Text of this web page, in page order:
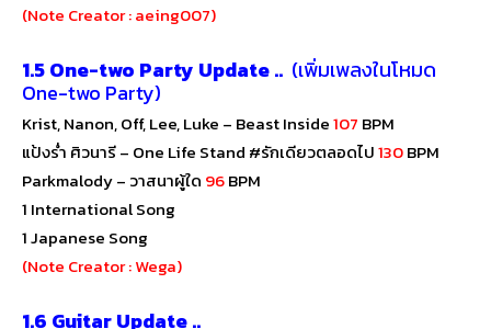
(Note Creator : aeing007)
1.5 One-two Party Update .. (เพิ่มเพลงในโหมด
One-two Party)
Krist, Nanon, Off, Lee, Luke – Beast Inside107 BPM
แป้งร่ำ ศิวนารี– One Life Stand #รักเดียวตลอดไป130BPM
Parkmalody – วาสนาผู้ใด 96BPM
1 International Song
1Japanese Song
(Note Creator : Wega)
1.6 Guitar Update ..